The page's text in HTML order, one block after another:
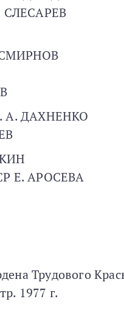
СЛЕСАРЕВ
А. ДАХНЕНКО
Е. АРОСЕВА
Трудового
1977 г.